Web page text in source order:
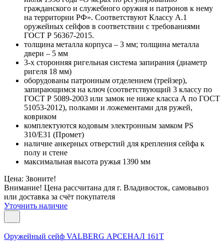
гражданского и служебного оружия и патронов к нему
на территории РФ». Соответствуют Классу А.1
оружейных сейфов в соответствии с требованиями
ГОСТ Р 56367-2015.
толщина металла корпуса – 3 мм; толщина металла
двери – 5 мм
3-х сторонняя ригельная система запирания (диаметр
ригеля 18 мм)
оборудованы патронным отделением (трейзер),
запирающимся на ключ (соответствующий 3 классу по
ГОСТ Р 5089-2003 или замок не ниже класса А по ГОСТ
51053-2012), полками и ложементами для ружей,
ковриком
комплектуются кодовым электронным замком PS
310/E31 (Промет)
наличие анкерных отверстий для крепления сейфа к
полу и стене
максимальная высота ружья 1390 мм
Цена: Звоните!
Внимание! Цена рассчитана для г. Владивосток, самовывоз
или доставка за счёт покупателя
Уточнить наличие
Оружейный сейф VALBERG АРСЕНАЛ 161T